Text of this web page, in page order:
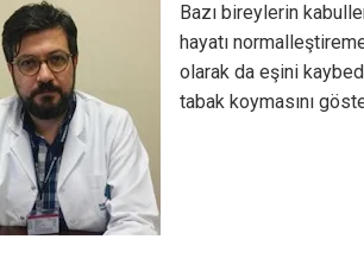
Bazı bireylerin
hayatı
olarak da eşini
tabak koymasını